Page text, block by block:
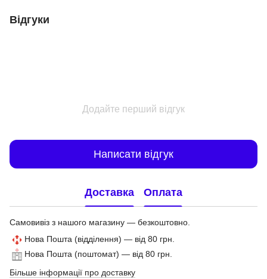
Відгуки
Додайте перший відгук
Написати відгук
Доставка Оплата
Самовивіз з нашого магазину — безкоштовно.
Нова Пошта (відділення) — від 80 грн.
Нова Пошта (поштомат) — від 80 грн.
Більше інформації про доставку